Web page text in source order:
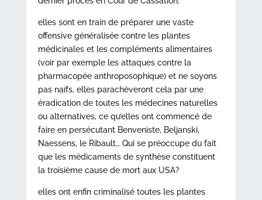
elles sont en train de préparer une vaste
offensive généralisée contre les plantes
médicinales et les compléments alimentaires
(voir par exemple les attaques contre la
pharmacopée anthroposophique) et ne soyons
pas naïfs, elles parachèveront cela par une
éradication de toutes les médecines naturelles
ou alternatives, ce qu’elles ont commencé de
faire en persécutant Benveniste, Beljanski,
Naessens, le Ribault… Qui se préoccupe du fait
que les médicaments de synthèse constituent
la troisième cause de mort aux USA?
elles ont enfin criminalisé toutes les plantes